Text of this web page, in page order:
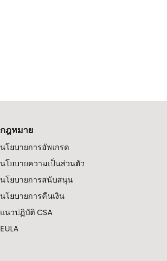
กฎหมาย
นโยบายการอัพเกรด
นโยบายความเป็นส่วนตัว
นโยบายการสนับสนุน
นโยบายการคืนเงิน
แนวปฏิบัติ CSA
EULA